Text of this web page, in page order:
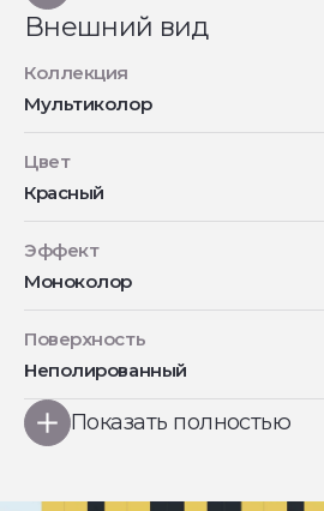
Внешний вид
Коллекция
Мультиколор
Цвет
Красный
Эффект
Моноколор
Поверхность
Неполированный
Показать полностью